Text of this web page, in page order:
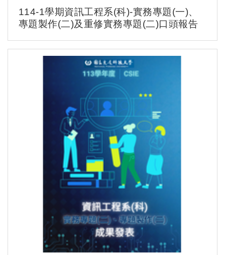
114-1學期資訊工程系(科)-實務專題(一)、
專題製作(二)及重修實務專題(二)口頭報告